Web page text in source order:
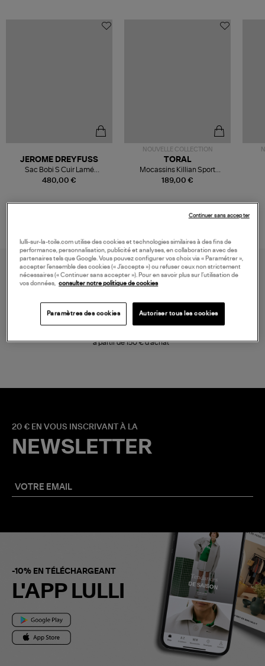
480,00 €
JEROME DREYFUSS
Sac Bobi S Cuir Lamé
Champagne
NOUVELLE COLLECTION
189,00 €
TORAL
Mocassins Killian Sport
Mousse
à partir de 150 € d'achat*
20 € EN VOUS INSCRIVANT À LA
NEWSLETTER
-10% EN TÉLÉCHARGEANT
L'APP LULLI
lulli-sur-la-toile.com utilise des cookies et technologies similaires à des fins de
performance, personnalisation, publicité et analyses, en collaboration avec des
partenaires tels que Google. Vous pouvez configurer vos choix via « Paramétrer »,
accepter l’ensemble des cookies (« J’accepte ») ou refuser ceux non strictement
nécessaires (« Continuer sans accepter »). Pour en savoir plus sur l’utilisation de
vos données,
consulter notre politique de cookies
Paramètres des cookies Autoriser tous les cookies
Continuer sans accepter